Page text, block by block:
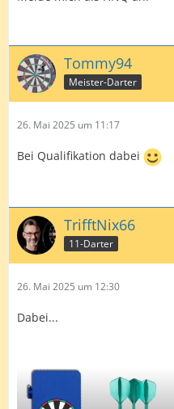
Tommy94
Meister-Darter
26. Mai 2025 um 11:17
Bei Qualifikation dabei
TrifftNix66
11-Darter
26. Mai 2025 um 12:30
Dabei...